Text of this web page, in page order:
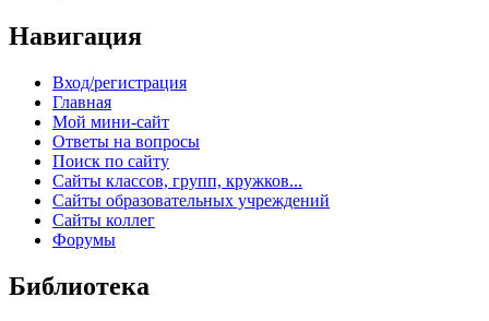
Навигация
Вход/регистрация
Главная
Мой мини-сайт
Ответы на вопросы
Поиск по сайту
Сайты классов, групп, кружков...
Сайты образовательных учреждений
Сайты коллег
Форумы
Библиотека